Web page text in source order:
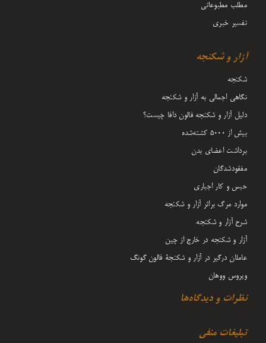
مطلب مطبوعاتی
تفسیر خبری
آزار و شکنجه
شکنجه
نگاهی اجمالی به آزار و شکنجه
دلیل آزار و شکنجه فالون دافا چیست؟
بیش از 5000 کشته‌شده
برداشت اعضای بدن
مفقودشدگان
حبس و کار اجباری
موارد مرگ براثر آزار و شکنجه
شرح آزار و شکنجه
آزار و شکنجه در خارج از چین
عاملان درگیر در آزار و شکنجۀ فالون گونگ
ویروس ووهان
نظرات و دیدگاه‌ها
تبلیغات منفی